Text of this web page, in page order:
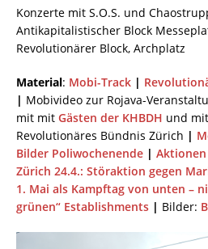
Konzerte mit S.O.S. und
Antikapitalistischer Block
Revolutionärer Block, Archplatz
Material: Mobi-Track |
| Mobivideo zur Rojava-
mit mit Gästen der KHBDH und mit
Revolutionäres Bündnis Zürich |
Bilder Poliwochenende |
Zürich 24.4.: Störaktion gegen
1. Mai als Kampftag von unten –
grünen“ Establishments | Bilder: